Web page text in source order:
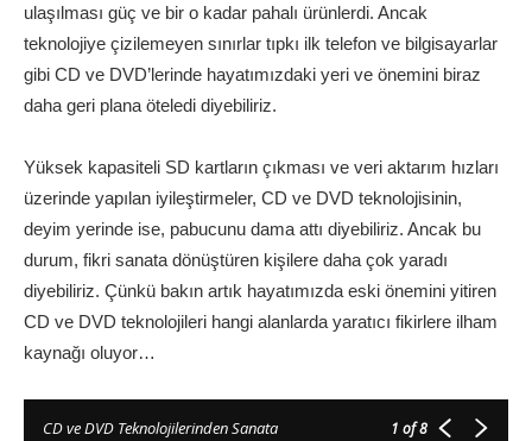
ulaşılması güç ve bir o kadar pahalı ürünlerdi. Ancak
teknolojiye çizilemeyen sınırlar tıpkı ilk telefon ve bilgisayarlar
gibi CD ve DVD’lerinde hayatımızdaki yeri ve önemini biraz
daha geri plana öteledi diyebiliriz.
Yüksek kapasiteli SD kartların çıkması ve veri aktarım hızları
üzerinde yapılan iyileştirmeler, CD ve DVD teknolojisinin,
deyim yerinde ise, pabucunu dama attı diyebiliriz. Ancak bu
durum, fikri sanata dönüştüren kişilere daha çok yaradı
diyebiliriz. Çünkü bakın artık hayatımızda eski önemini yitiren
CD ve DVD teknolojileri hangi alanlarda yaratıcı fikirlere ilham
kaynağı oluyor…
CD ve DVD Teknolojilerinden Sanata 1 of 8